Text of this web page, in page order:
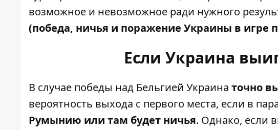
возможное и невозможное ради нужного
(победа, ничья и поражение Украины в игре
Если Украина
В случае победы над Бельгией Украина точно
вероятность выхода с первого места, если в
Румынию или там будет ничья. Однако, если